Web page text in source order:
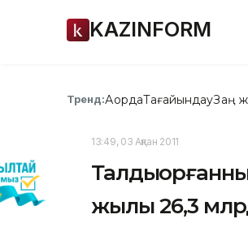
KAZINFORM
Тренд:АқордаТағайындауЗаң
13:49, 03 Ақпан 2011
жылы 26,3